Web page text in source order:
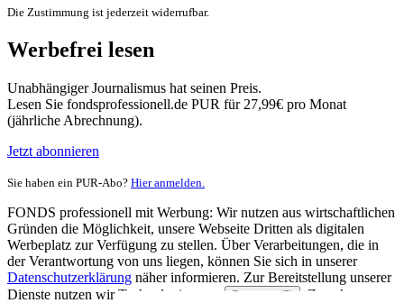
Die Zustimmung ist jederzeit widerrufbar.
Werbefrei lesen
Unabhängiger Journalismus hat seinen Preis.
Lesen Sie fondsprofessionell.de PUR für 27,99€ pro Monat
(jährliche Abrechnung).
Jetzt abonnieren
Sie haben ein PUR-Abo? Hier anmelden.
FONDS professionell mit Werbung: Wir nutzen aus wirtschaftlichen
Gründen die Möglichkeit, unsere Webseite Dritten als digitalen
Werbeplatz zur Verfügung zu stellen. Über Verarbeitungen, die in
der Verantwortung von uns liegen, können Sie sich in unserer
Datenschutzerklärung näher informieren. Zur Bereitstellung unserer
Dienste nutzen wir Technologien von
Partnern (5)
. Zwecke: